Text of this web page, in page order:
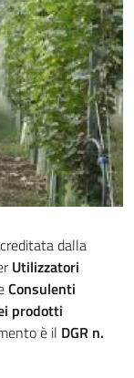
dalla
Utilizzatori
Consulenti
prodotti
è il DGR n.